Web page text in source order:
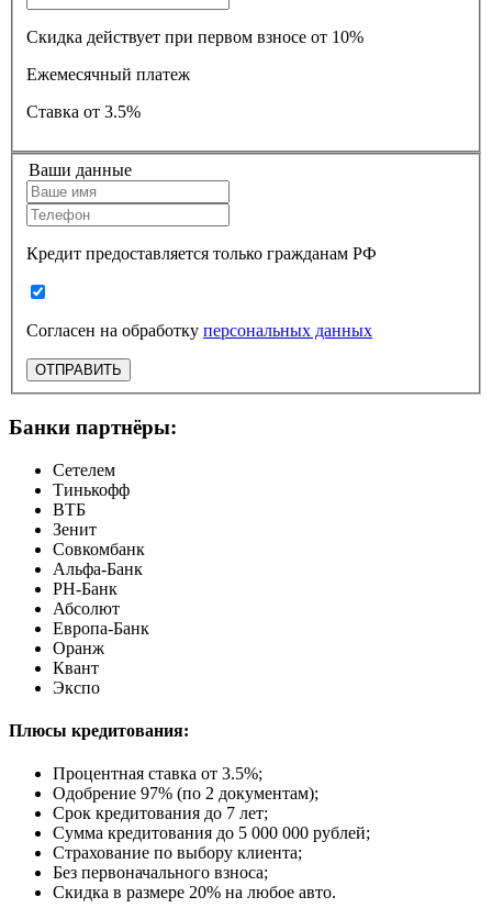
Скидка действует при первом взносе от 10%
Ежемесячный платеж
Ставка от 3.5%
Ваши данные
Кредит предоставляется только гражданам РФ
Согласен на обработку персональных данных
ОТПРАВИТЬ
Банки партнёры:
Сетелем
Тинькофф
ВТБ
Зенит
Совкомбанк
Альфа-Банк
РН-Банк
Абсолют
Европа-Банк
Оранж
Квант
Экспо
Плюсы кредитования:
Процентная ставка от 3.5%;
Одобрение 97% (по 2 документам);
Срок кредитования до 7 лет;
Сумма кредитования до 5 000 000 рублей;
Страхование по выбору клиента;
Без первоначального взноса;
Скидка в размере 20% на любое авто.